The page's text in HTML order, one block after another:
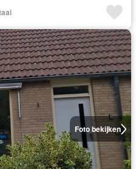
Foto bekijken